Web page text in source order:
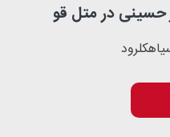
حسینی در متل قو